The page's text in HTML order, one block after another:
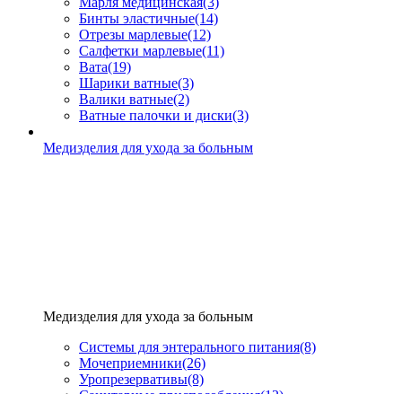
Бинты эластичные(14)
Отрезы марлевые(12)
Салфетки марлевые(11)
Вата(19)
Шарики ватные(3)
Валики ватные(2)
Ватные палочки и диски(3)
Медизделия для ухода за больным
Медизделия для ухода за больным
Системы для энтерального питания(8)
Мочеприемники(26)
Уропрезервативы(8)